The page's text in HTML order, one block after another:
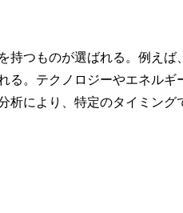
持つものが選ばれる。例え
る。テクノロジーやエネル
析により、特定のタイミン